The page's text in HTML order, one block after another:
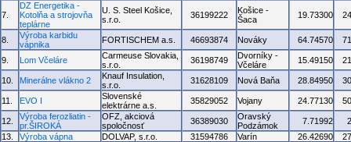
7.
DZ Energetika -
Kotolňa a strojovňa
teplárne
U. S. Steel Košice,
s.r.o.
36199222
Košice -
Šaca
19.73300
8.
Výroba karbidu
vápnika
FORTISCHEM a.s. 46693874 Nováky 64.74570
9. Lom Včeláre
Carmeuse Slovakia,
s.r.o.
36198749
Dvorníky -
Včeláre
15.49150
10. Minerálne vlákno 2
Knauf Insulation,
s.r.o.
31628109 Nová Baňa 28.84950
11. EVO I
Slovenské
elektrárne a.s.
35829052 Vojany 24.77130
12.
Výroba ferozliatin -
pr.ŠIROKÁ
OFZ, akciová
spoločnosť
36389030
Oravský
Podzámok
7.71992
13.
Výroba vápna DOLVAP, s.r.o. 31594786 Varín 26.42690